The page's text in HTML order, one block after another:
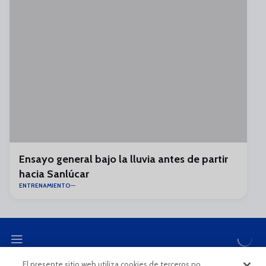
Ensayo general bajo la lluvia antes de partir
hacia Sanlúcar
ENTRENAMIENTO